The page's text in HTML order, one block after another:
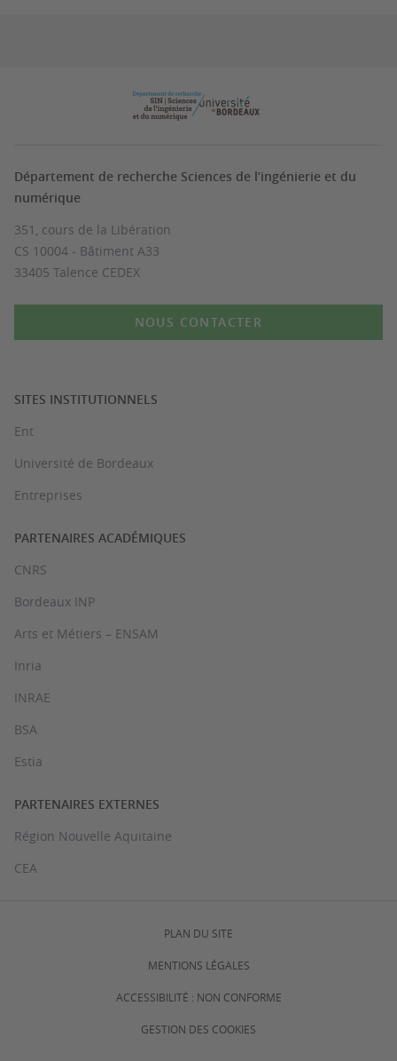
Département de recherche Sciences de l’ingénierie et du
numérique
351, cours de la Libération
CS 10004 - Bâtiment A33
33405 Talence CEDEX
NOUS CONTACTER
SITES INSTITUTIONNELS
Ent
Université de Bordeaux
Entreprises
PARTENAIRES ACADÉMIQUES
CNRS
Bordeaux INP
Arts et Métiers – ENSAM
Inria
INRAE
BSA
Estia
PARTENAIRES EXTERNES
Région Nouvelle Aquitaine
CEA
PLAN DU SITE
MENTIONS LÉGALES
ACCESSIBILITÉ : NON CONFORME
GESTION DES COOKIES